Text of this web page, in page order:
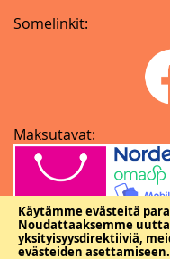
Käytämme evästeitä
Noudattaaksemme
yksityisyysdirektiiviä,
evästeiden asettamiseen.
Somelinkit:
Maksutavat: